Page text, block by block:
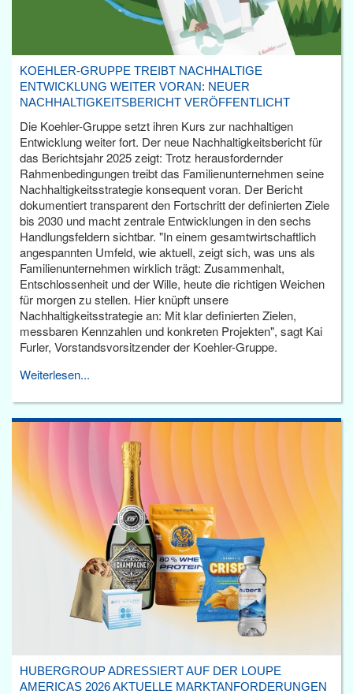
KOEHLER-GRUPPE TREIBT NACHHALTIGE
ENTWICKLUNG WEITER VORAN: NEUER
NACHHALTIGKEITSBERICHT VERÖFFENTLICHT
Die Koehler-Gruppe setzt ihren Kurs zur nachhaltigen
Entwicklung weiter fort. Der neue Nachhaltigkeitsbericht für
das Berichtsjahr 2025 zeigt: Trotz herausfordernder
Rahmenbedingungen treibt das Familienunternehmen seine
Nachhaltigkeitsstrategie konsequent voran. Der Bericht
dokumentiert transparent den Fortschritt der definierten Ziele
bis 2030 und macht zentrale Entwicklungen in den sechs
Handlungsfeldern sichtbar. "In einem gesamtwirtschaftlich
angespannten Umfeld, wie aktuell, zeigt sich, was uns als
Familienunternehmen wirklich trägt: Zusammenhalt,
Entschlossenheit und der Wille, heute die richtigen Weichen
für morgen zu stellen. Hier knüpft unsere
Nachhaltigkeitsstrategie an: Mit klar definierten Zielen,
messbaren Kennzahlen und konkreten Projekten", sagt Kai
Furler, Vorstandsvorsitzender der Koehler-Gruppe.
Weiterlesen...
HUBERGROUP ADRESSIERT AUF DER LOUPE
AMERICAS 2026 AKTUELLE MARKTANFORDERUNGEN